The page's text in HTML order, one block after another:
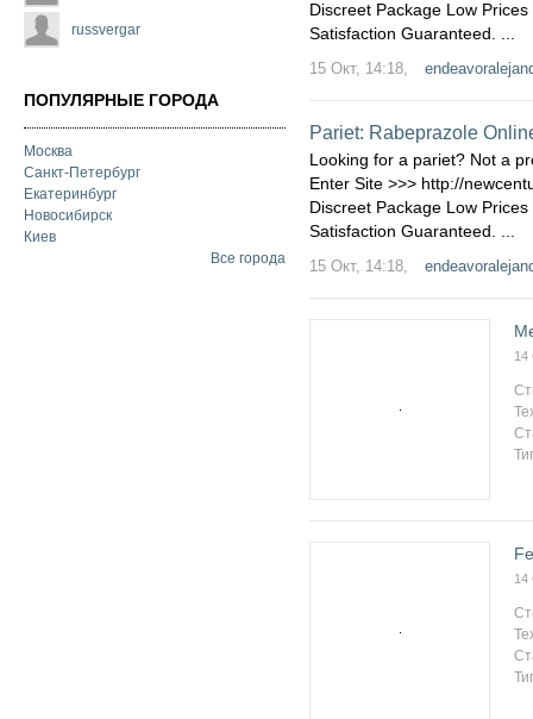
russvergar
ПОПУЛЯРНЫЕ ГОРОДА
Москва
Санкт-Петербург
Екатеринбург
Новосибирск
Киев
Все города
Discreet Package Low
Satisfaction Guaranteed. ...
15 Окт, 14:18,
Pariet: Rabeprazole
Looking for a pariet? Not a
Enter Site >>> http://
Discreet Package Low
Satisfaction Guaranteed. ...
15 Окт, 14:18,
14
14